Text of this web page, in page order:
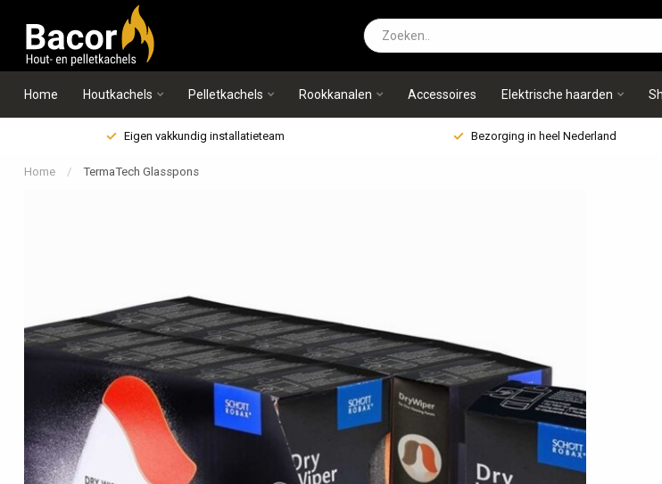
Home Houtkachels Pelletkachels Rookkanalen Accessoires Elektrische haarden
Eigen vakkundig installatieteam Bezorging in heel Nederland
Home / TermaTech Glasspons